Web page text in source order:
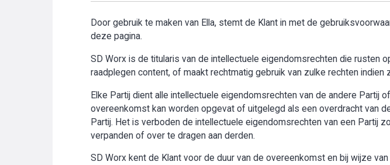
Door gebruik te maken van Ella, stemt de Klant in met de
deze pagina.
SD Worx is de titularis van de intellectuele eigendomsrechten die rusten
raadplegen content, of maakt rechtmatig gebruik van zulke rechten indien
Elke Partij dient alle intellectuele eigendomsrechten van de andere Partij
overeenkomst kan worden opgevat of uitgelegd als een overdracht van
Partij. Het is verboden de intellectuele eigendomsrechten van een Partij
verpanden of over te dragen aan derden.
SD Worx kent de Klant voor de duur van de overeenkomst en bij wijze